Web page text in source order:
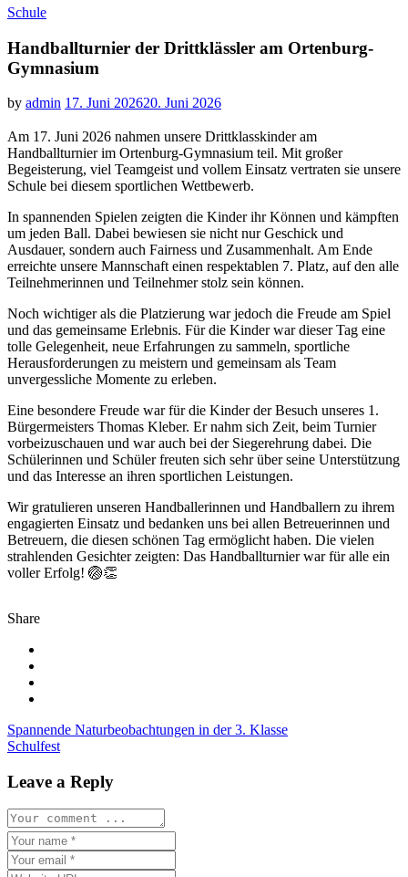
Schule
Handballturnier der Drittklässler am Ortenburg-
Gymnasium
by admin 17. Juni 202620. Juni 2026
Am 17. Juni 2026 nahmen unsere Drittklasskinder am
Handballturnier im Ortenburg-Gymnasium teil. Mit großer
Begeisterung, viel Teamgeist und vollem Einsatz vertraten sie unsere
Schule bei diesem sportlichen Wettbewerb.
In spannenden Spielen zeigten die Kinder ihr Können und kämpften
um jeden Ball. Dabei bewiesen sie nicht nur Geschick und
Ausdauer, sondern auch Fairness und Zusammenhalt. Am Ende
erreichte unsere Mannschaft einen respektablen 7. Platz, auf den alle
Teilnehmerinnen und Teilnehmer stolz sein können.
Noch wichtiger als die Platzierung war jedoch die Freude am Spiel
und das gemeinsame Erlebnis. Für die Kinder war dieser Tag eine
tolle Gelegenheit, neue Erfahrungen zu sammeln, sportliche
Herausforderungen zu meistern und gemeinsam als Team
unvergessliche Momente zu erleben.
Eine besondere Freude war für die Kinder der Besuch unseres 1.
Bürgermeisters Thomas Kleber. Er nahm sich Zeit, beim Turnier
vorbeizuschauen und war auch bei der Siegerehrung dabei. Die
Schülerinnen und Schüler freuten sich sehr über seine Unterstützung
und das Interesse an ihren sportlichen Leistungen.
Wir gratulieren unseren Handballerinnen und Handballern zu ihrem
engagierten Einsatz und bedanken uns bei allen Betreuerinnen und
Betreuern, die diesen schönen Tag ermöglicht haben. Die vielen
strahlenden Gesichter zeigten: Das Handballturnier war für alle ein
voller Erfolg! 🏐👏
Share
Beitragsnavigation
Spannende Naturbeobachtungen in der 3. Klasse
Schulfest
Leave a Reply